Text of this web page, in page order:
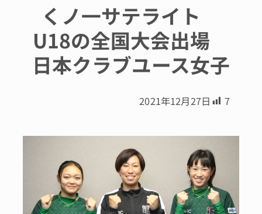
くノ一サテライト
U18の全国大会出場
日本クラブユース女子
2021年12月27日 7